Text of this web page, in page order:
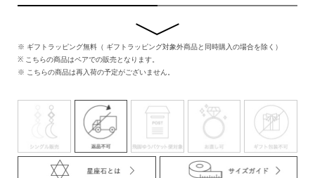
※ ギフトラッピング無料（ ギフトラッピング対象外商品と同時購入の場合を除く）
※ こちらの商品はペアでの販売となります。
※ こちらの商品は再入荷の予定がございません。